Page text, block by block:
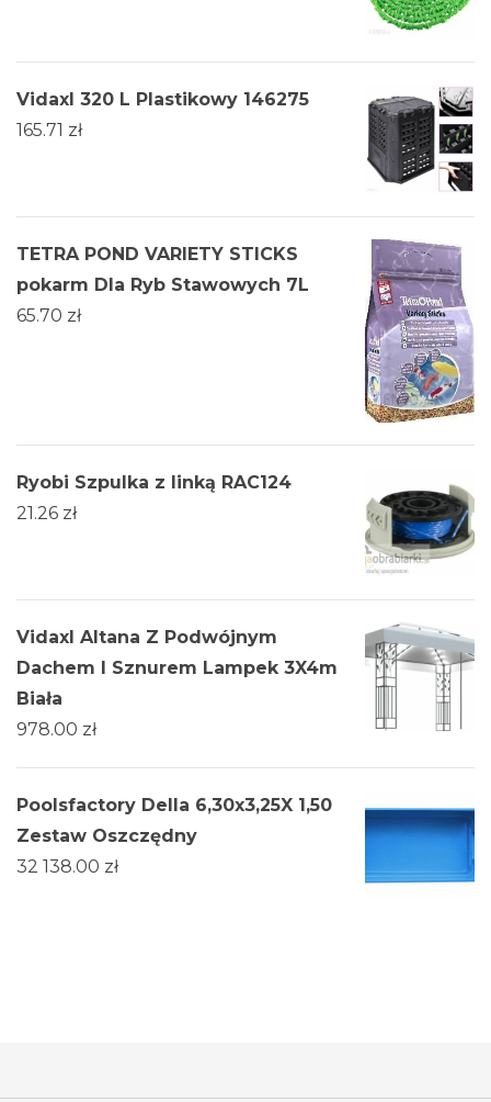
Vidaxl 320 L Plastikowy 146275
165.71 zł
TETRA POND VARIETY STICKS
pokarm Dla Ryb Stawowych 7L
65.70 zł
Ryobi Szpulka z linką RAC124
21.26 zł
Vidaxl Altana Z Podwójnym
Dachem I Sznurem Lampek 3X4m
Biała
978.00 zł
Poolsfactory Della 6,30x3,25X 1,50
Zestaw Oszczędny
32 138.00 zł